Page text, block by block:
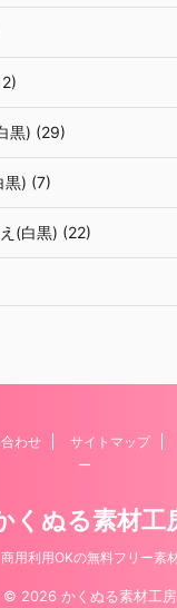
黒) (29)
黒) (7)
(白黒) (22)
わせ サイトマップ
ー
くぬる素材工
商用利用OKの無料フリー素
© 2026 かくぬる素材工房